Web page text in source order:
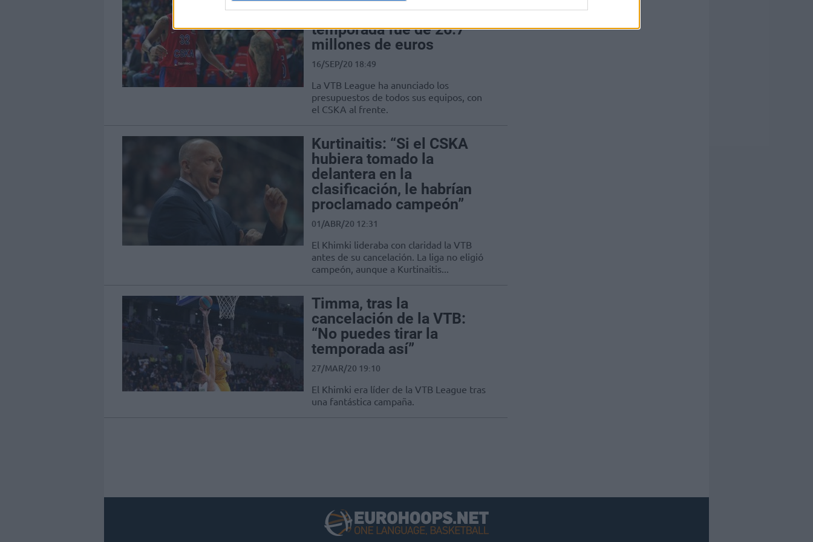
durante la pasada
temporada fue de 26.7
millones de euros
16/SEP/20 18:49
La VTB League ha anunciado los
presupuestos de todos sus equipos, con
el CSKA al frente.
Kurtinaitis: “Si el CSKA
hubiera tomado la
delantera en la
clasificación, le habrían
proclamado campeón”
01/ABR/20 12:31
El Khimki lideraba con claridad la VTB
antes de su cancelación. La liga no eligió
campeón, aunque a Kurtinaitis...
Timma, tras la
cancelación de la VTB:
“No puedes tirar la
temporada así”
27/MAR/20 19:10
El Khimki era líder de la VTB League tras
una fantástica campaña.